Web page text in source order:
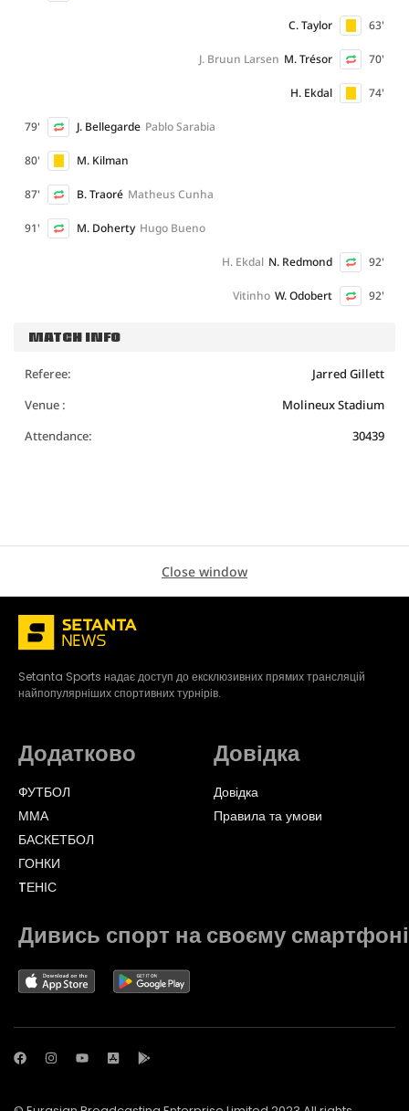
63'
C. Taylor
70'
M. Trésor
J. Bruun Larsen
74'
H. Ekdal
79' J. Bellegarde Pablo Sarabia
80' M. Kilman
87' B. Traoré Matheus Cunha
91' M. Doherty Hugo Bueno
92'
N. Redmond
H. Ekdal
92'
W. Odobert
Vitinho
MATCH INFO
Referee:
Jarred Gillett
Venue :
Molineux Stadium
Attendance:
30439
Close window
Setanta Sports надає доступ до ексклюзивних прямих трансляцій
найпопулярніших спортивних турнірів.
Додатково
ФУТБОЛ
ММА
БАСКЕТБОЛ
ГОНКИ
TЕНІС
Довідка
Довідка
Правила та умови
Дивись спорт на своєму смартфоні